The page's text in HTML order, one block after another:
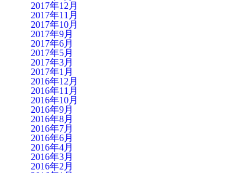
2017年12月
2017年11月
2017年10月
2017年9月
2017年6月
2017年5月
2017年3月
2017年1月
2016年12月
2016年11月
2016年10月
2016年9月
2016年8月
2016年7月
2016年6月
2016年4月
2016年3月
2016年2月